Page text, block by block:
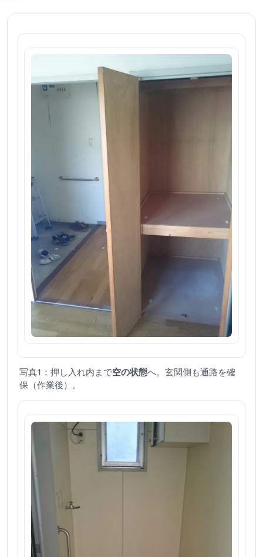
写真1：押し入れ内まで空の状態へ。玄関側も通路を確
保（作業後）。